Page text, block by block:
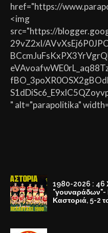
href="https://
<img
src="https://
29vZ2xl/
" alt="parapolitika"
1980-2026 : 46
"γουναράδων"-
Καστοριά, 5-2